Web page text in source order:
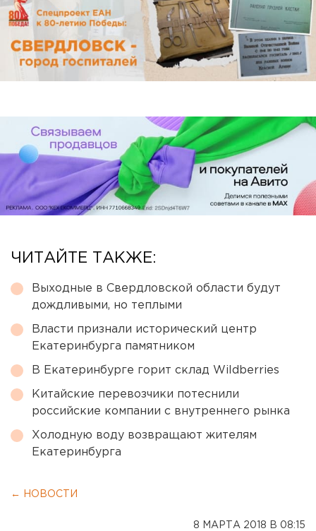
ЧИТАЙТЕ ТАКЖЕ:
Выходные в Свердловской области будут
дождливыми, но теплыми
Власти признали исторический центр
Екатеринбурга памятником
В Екатеринбурге горит склад Wildberries
Китайские перевозчики потеснили
российские компании с внутреннего рынка
Холодную воду возвращают жителям
Екатеринбурга
← НОВОСТИ
8 МАРТА 2018 В 08:15